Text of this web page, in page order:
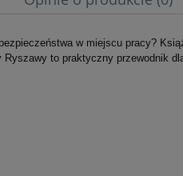
w miejscu pracy?
to praktyczny przewodnik